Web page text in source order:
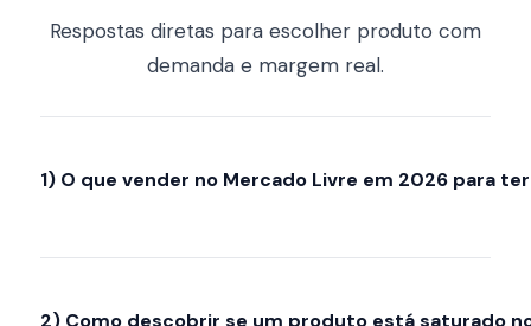
Respostas diretas para escolher produto com
demanda e margem real.
1) O que vender no Mercado Livre em 2026 para
(não só volume). Em 2026, categorias como
2) Como descobrir se um produto está saturado